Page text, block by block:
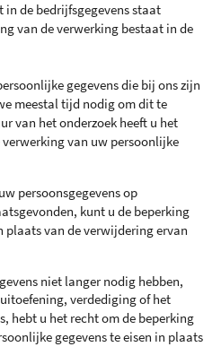
in de bedrijfsgegevens staat
van de verwerking bestaat in de
gegevens die bij ons zijn
meestal tijd nodig om dit te
van het onderzoek heeft u het
van uw persoonlijke
persoonsgegevens op
kunt u de beperking
plaats van de verwijdering ervan
niet langer nodig hebben,
verdediging of het
hebt u het recht om de beperking
gegevens te eisen in plaats